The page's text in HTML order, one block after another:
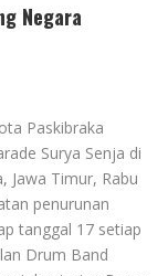
Negara
Paskibraka
Surya Senja di
Jawa Timur, Rabu
penurunan
tanggal 17 setiap
Drum Band